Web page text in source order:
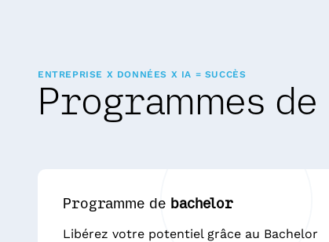
ENTREPRISE X DONNÉES X IA = SUCCÈS
Programmes de
Programme de bachelor
Libérez votre potentiel grâce au Bachelor